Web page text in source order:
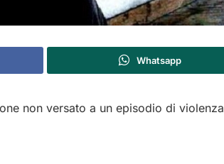
Whatsapp
non versato a un episodio di violenza